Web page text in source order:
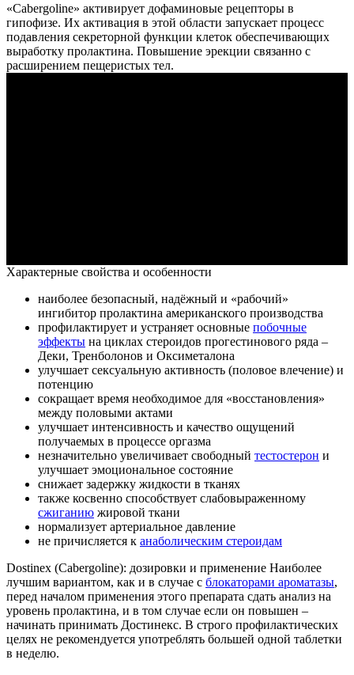
«Cabergoline» активирует дофаминовые рецепторы в
гипофизе. Их активация в этой области запускает процесс
подавления секреторной функции клеток обеспечивающих
выработку пролактина. Повышение эрекции связанно с
расширением пещеристых тел.
Характерные свойства и особенности
наиболее безопасный, надёжный и «рабочий»
ингибитор пролактина американского производства
профилактирует и устраняет основные побочные
эффекты на циклах стероидов прогестинового ряда –
Деки, Тренболонов и Оксиметалона
улучшает сексуальную активность (половое влечение) и
потенцию
сокращает время необходимое для «восстановления»
между половыми актами
улучшает интенсивность и качество ощущений
получаемых в процессе оргазма
незначительно увеличивает свободный тестостерон и
улучшает эмоциональное состояние
снижает задержку жидкости в тканях
также косвенно способствует слабовыраженному
сжиганию жировой ткани
нормализует артериальное давление
не причисляется к анаболическим стероидам
Dostinex (Cabergoline): дозировки и применение Наиболее
лучшим вариантом, как и в случае с блокаторами ароматазы,
перед началом применения этого препарата сдать анализ на
уровень пролактина, и в том случае если он повышен –
начинать принимать Достинекс. В строго профилактических
целях не рекомендуется употреблять большей одной таблетки
в неделю.